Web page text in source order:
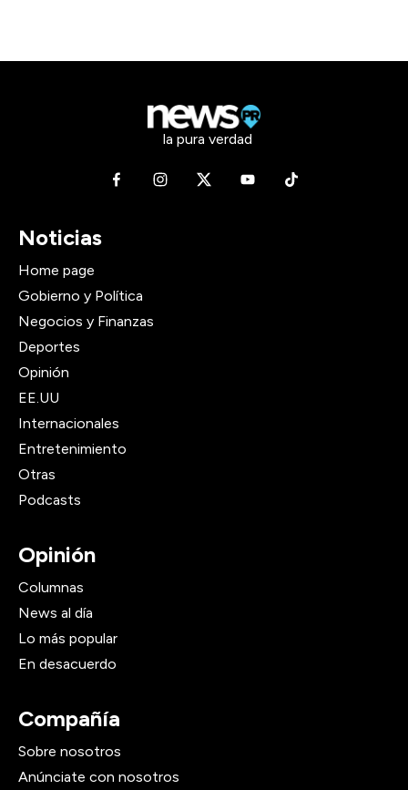
la pura verdad
Noticias
Home page
Gobierno y Política
Negocios y Finanzas
Deportes
Opinión
EE.UU
Internacionales
Entretenimiento
Otras
Podcasts
Opinión
Columnas
News al día
Lo más popular
En desacuerdo
Compañía
Sobre nosotros
Anúnciate con nosotros